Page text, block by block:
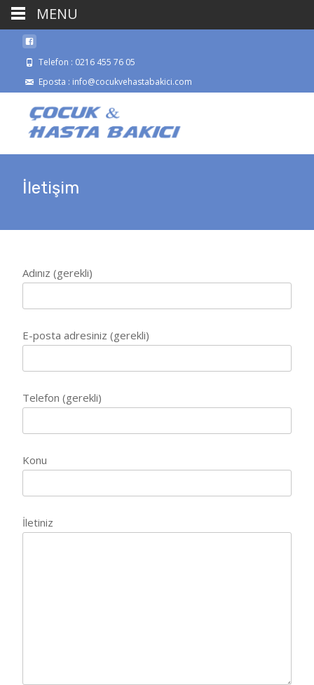
Telefon : 0216 455 76 05
Eposta : info@cocukvehastabakici.com
İletişim
Adınız (gerekli)
E-posta adresiniz (gerekli)
Telefon (gerekli)
Konu
İletiniz
MENU